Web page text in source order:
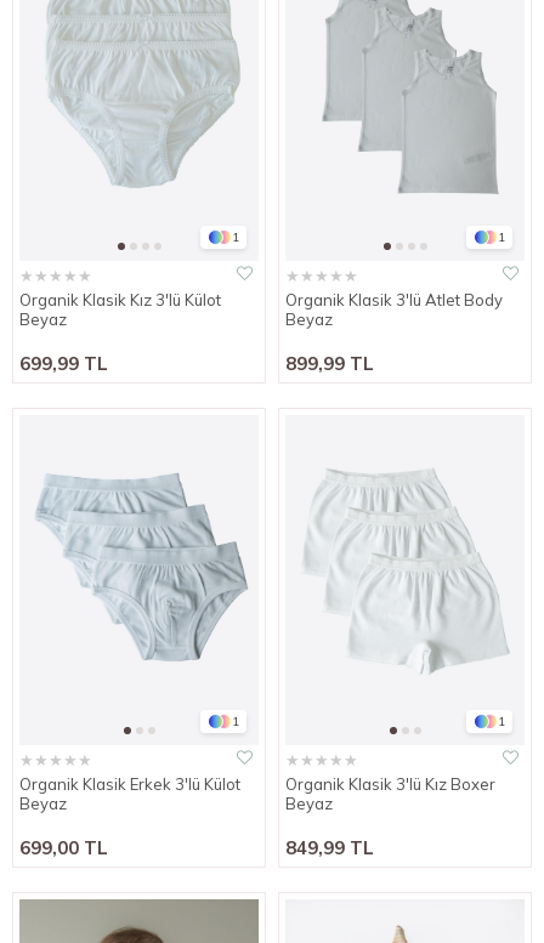
1
★★★★★
Organik Klasik Kız 3'lü Külot
Beyaz
699,99 TL
1
★★★★★
Organik Klasik 3'lü Atlet Body
Beyaz
899,99 TL
1
★★★★★
Organik Klasik Erkek 3'lü Külot
Beyaz
699,00 TL
1
★★★★★
Organik Klasik 3'lü Kız Boxer
Beyaz
849,99 TL